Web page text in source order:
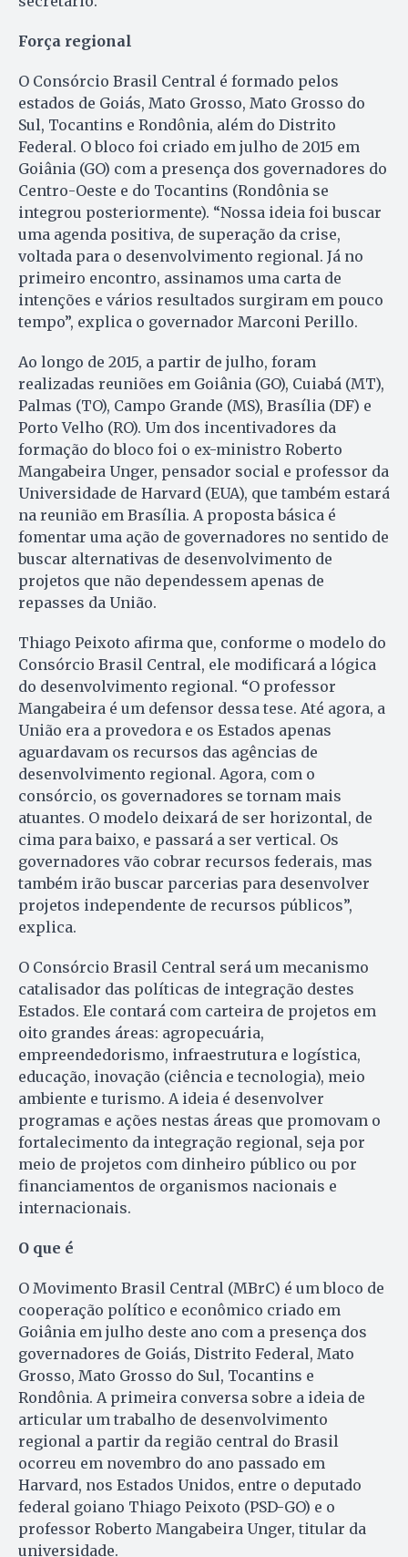
Força regional
O Consórcio Brasil Central é formado pelos
estados de Goiás, Mato Grosso, Mato Grosso do
Sul, Tocantins e Rondônia, além do Distrito
Federal. O bloco foi criado em julho de 2015 em
Goiânia (GO) com a presença dos governadores do
Centro-Oeste e do Tocantins (Rondônia se
integrou posteriormente). “Nossa ideia foi buscar
uma agenda positiva, de superação da crise,
voltada para o desenvolvimento regional. Já no
primeiro encontro, assinamos uma carta de
intenções e vários resultados surgiram em pouco
tempo”, explica o governador Marconi Perillo.
Ao longo de 2015, a partir de julho, foram
realizadas reuniões em Goiânia (GO), Cuiabá (MT),
Palmas (TO), Campo Grande (MS), Brasília (DF) e
Porto Velho (RO). Um dos incentivadores da
formação do bloco foi o ex-ministro Roberto
Mangabeira Unger, pensador social e professor da
Universidade de Harvard (EUA), que também estará
na reunião em Brasília. A proposta básica é
fomentar uma ação de governadores no sentido de
buscar alternativas de desenvolvimento de
projetos que não dependessem apenas de
repasses da União.
Thiago Peixoto afirma que, conforme o modelo do
Consórcio Brasil Central, ele modificará a lógica
do desenvolvimento regional. “O professor
Mangabeira é um defensor dessa tese. Até agora, a
União era a provedora e os Estados apenas
aguardavam os recursos das agências de
desenvolvimento regional. Agora, com o
consórcio, os governadores se tornam mais
atuantes. O modelo deixará de ser horizontal, de
cima para baixo, e passará a ser vertical. Os
governadores vão cobrar recursos federais, mas
também irão buscar parcerias para desenvolver
projetos independente de recursos públicos”,
explica.
O Consórcio Brasil Central será um mecanismo
catalisador das políticas de integração destes
Estados. Ele contará com carteira de projetos em
oito grandes áreas: agropecuária,
empreendedorismo, infraestrutura e logística,
educação, inovação (ciência e tecnologia), meio
ambiente e turismo. A ideia é desenvolver
programas e ações nestas áreas que promovam o
fortalecimento da integração regional, seja por
meio de projetos com dinheiro público ou por
financiamentos de organismos nacionais e
internacionais.
O que é
O Movimento Brasil Central (MBrC) é um bloco de
cooperação político e econômico criado em
Goiânia em julho deste ano com a presença dos
governadores de Goiás, Distrito Federal, Mato
Grosso, Mato Grosso do Sul, Tocantins e
Rondônia. A primeira conversa sobre a ideia de
articular um trabalho de desenvolvimento
regional a partir da região central do Brasil
ocorreu em novembro do ano passado em
Harvard, nos Estados Unidos, entre o deputado
federal goiano Thiago Peixoto (PSD-GO) e o
professor Roberto Mangabeira Unger, titular da
universidade.